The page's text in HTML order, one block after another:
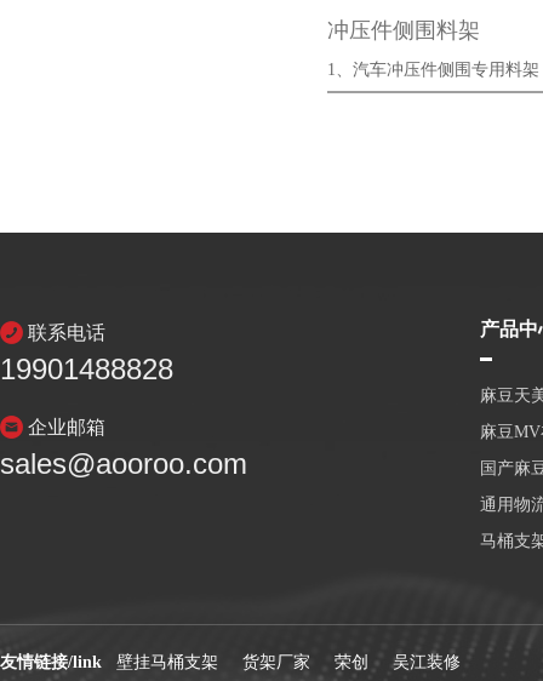
冲压件侧围料架
1、汽车冲压件侧围专用料架
联系电话
19901488828
企业邮箱
sales@aooroo.com
产品中
麻豆天
麻豆
国产麻
通用物
马桶支
友情链接/link 壁挂马桶支架 货架厂家 荣创 吴江装修